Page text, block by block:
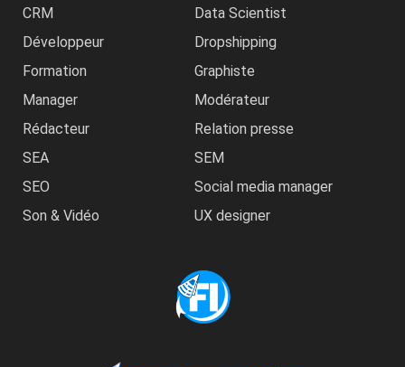
CRM
Data Scientist
Développeur
Dropshipping
Formation
Graphiste
Manager
Modérateur
Rédacteur
Relation presse
SEA
SEM
SEO
Social media manager
Son & Vidéo
UX designer